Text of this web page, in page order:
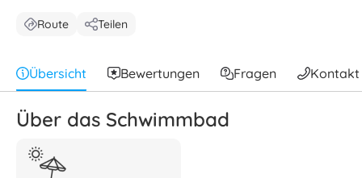
Route Teilen
Übersicht Bewertungen Fragen Kontakt
Über das Schwimmbad